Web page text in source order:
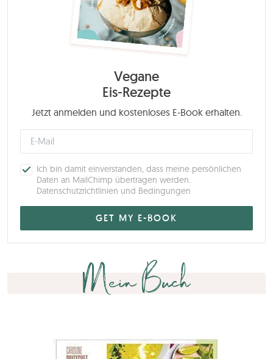
Vegane
Eis-Rezepte
Jetzt anmelden und kostenloses E-Book erhalten.
Ich bin damit einverstanden, dass meine persönlichen
Daten an MailChimp übertragen werden.
Datenschutzrichtlinien und Bedingungen
Mein Buch